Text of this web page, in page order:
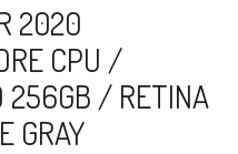
2020
CPU /
256GB / RETINA
GRAY